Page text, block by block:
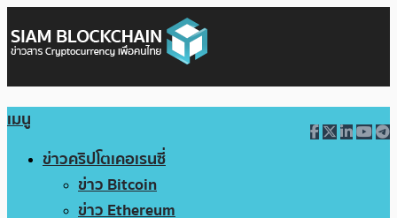
เมนู
ข่าวคริปโตเคอเรนซี่
ข่าว Bitcoin
ข่าว Ethereum